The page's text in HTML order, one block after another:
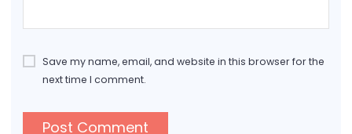
Save my name, email, and website in this browser for the
next time I comment.